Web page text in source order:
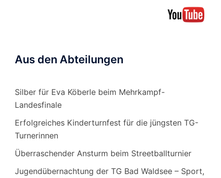
Aus den Abteilungen
Silber für Eva Köberle beim Mehrkampf-
Landesfinale
Erfolgreiches Kinderturnfest für die jüngsten TG-
Turnerinnen
Überraschender Ansturm beim Streetballturnier
Jugendübernachtung der TG Bad Waldsee – Sport,